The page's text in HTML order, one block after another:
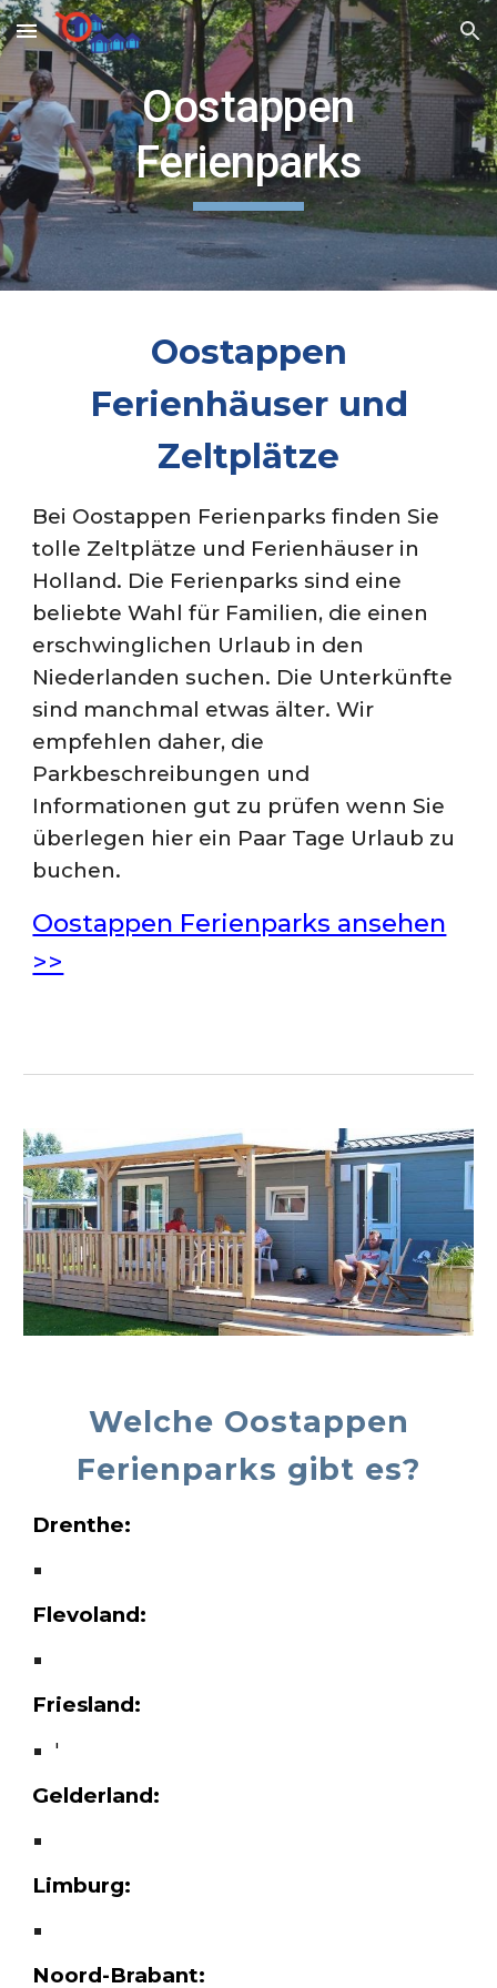
Skip to main content Skip to navigation
Oostappen
Ferienparks
Oostappen
Ferienhäuser und
Zeltplätze
Bei Oostappen Ferienparks finden Sie
tolle Zeltplätze und Ferienhäuser in
Holland. Die Ferienparks sind eine
beliebte Wahl für Familien, die einen
erschwinglichen Urlaub in den
Niederlanden suchen. Die Unterkünfte
sind manchmal etwas älter. Wir
empfehlen daher, die
Parkbeschreibungen und
Informationen gut zu prüfen wenn Sie
überlegen hier ein Paar Tage Urlaub zu
buchen.
Oostappen Ferienparks ansehen
>>
Welche Oostappen
Ferienparks gibt es?
Drenthe:
Flevoland:
Friesland:
'
Gelderland:
Limburg:
Noord-Brabant: